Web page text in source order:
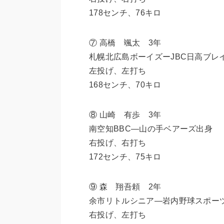
178センチ、76キロ
⑦ 高橋 颯太 3年
札幌北広島ボーイズーJBC日高ブレ
左投げ、左打ち
168センチ、70キロ
⑧ 山崎 有歩 3年
南空知BBC―山の手ベアーズ出身
右投げ、右打ち
172センチ、75キロ
⑨ 森 翔吾頼 2年
余市リトルシニア―岩内野球スポー
右投げ、左打ち